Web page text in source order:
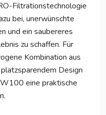
Filtrationstechnologie
bei, unerwünschte
und ein saubereres
zu schaffen. Für
Kombination aus
Design
eine praktische